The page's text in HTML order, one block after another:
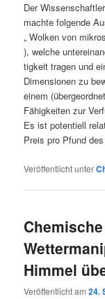
Der
mach­te fol­gen­de
„ Wol­ken von
), wel­che
tig­keit tra­gen und
Dimen­sio­nen zu
einem
Fähig­kei­ten zur
Es ist poten­ti­ell
Preis pro Pfund
Veröffentlicht unter
Chemische
Himmel
Veröffentlicht am24.